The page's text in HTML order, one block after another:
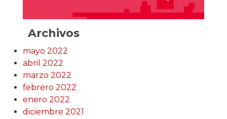
Archivos
mayo 2022
abril 2022
marzo 2022
febrero 2022
enero 2022
diciembre 2021